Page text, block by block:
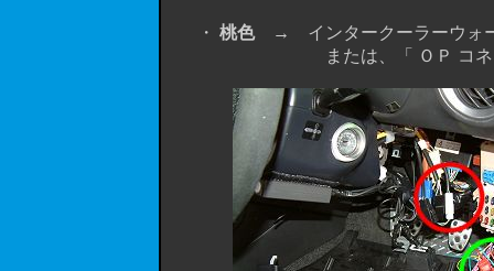
・ 桃色→ インタークーラーウォー
または、「 ＯＰ コネクター 」